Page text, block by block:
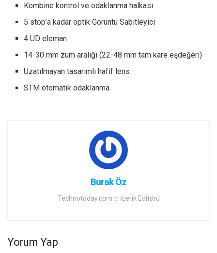
Kombine kontrol ve odaklanma halkası
5 stop’a kadar optik Görüntü Sabitleyici
4 UD eleman
14-30 mm zum aralığı (22-48 mm tam kare eşdeğeri)
Uzatılmayan tasarımlı hafif lens
STM otomatik odaklanma
Burak Öz
Technotoday.com.tr İçerik Editörü
Yorum Yap